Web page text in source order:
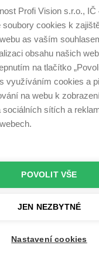
píšeme
Vám představujeme
Profi Vision s.r.o., IČ
soubory cookies k
as vaším
obsahu našich
na tlačítko
využíváním cookies a
na webu k
sociálních sítích a
POVOLIT VŠE
JEN NEZBYTNÉ
Nastavení cookies